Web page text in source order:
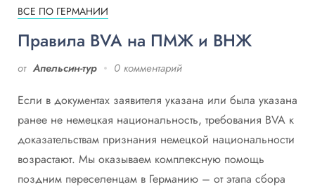
ВСЕ ПО ГЕРМАНИИ
Правила BVA на ПМЖ и ВНЖ
от Апельсин-тур 0 комментарий
Если в документах заявителя указана или была указана
ранее не немецкая национальность, требования BVA к
доказательствам признания немецкой национальности
возрастают. Мы оказываем комплексную помощь
поздним переселенцам в Германию – от этапа сбора